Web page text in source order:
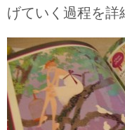
げていく過程を詳